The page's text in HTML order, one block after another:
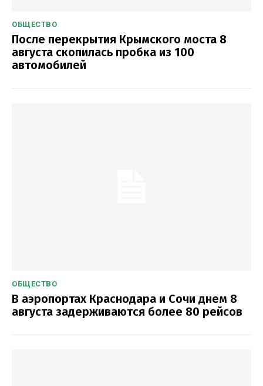
ОБЩЕСТВО
После перекрытия Крымского моста 8
августа скопилась пробка из 100
автомобилей
ОБЩЕСТВО
В аэропортах Краснодара и Сочи днем 8
августа задерживаются более 80 рейсов